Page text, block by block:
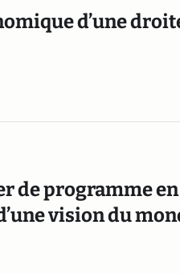
d’une
de programme en
vision du